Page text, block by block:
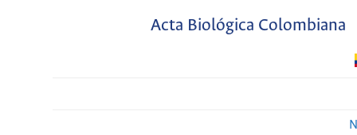
Acta Biológica Colombiana